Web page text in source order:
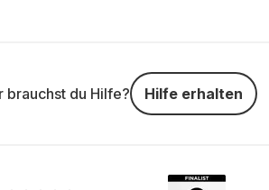
brauchst du Hilfe? Hilfe erhalten